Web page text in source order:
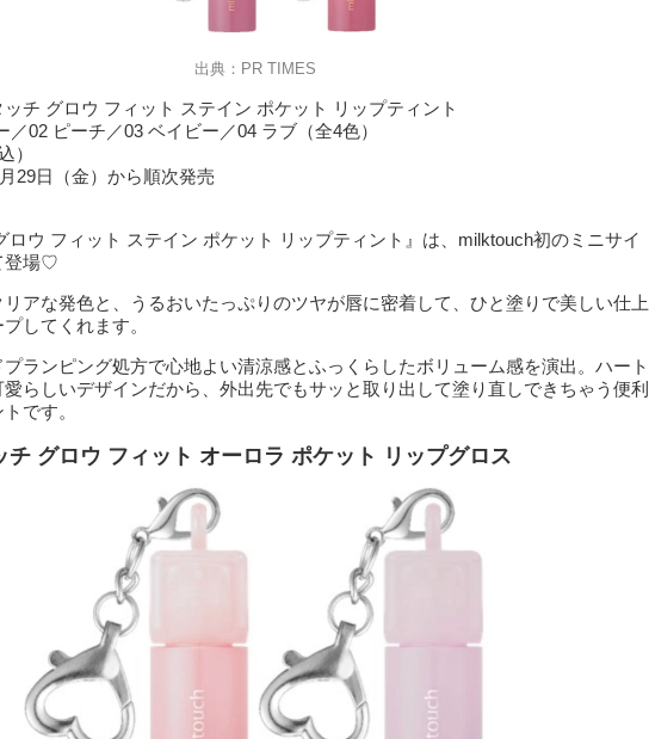
出典：PR TIMES
チ グロウ フィット ステイン ポケット リップティント
／02 ピーチ／03 ベイビー／04 ラブ（全4色）
）
29日（金）から順次発売
ロウ フィット ステイン ポケット リップティント』は、milktouch初のミニサイ
登場♡
アな発色と、うるおいたっぷりのツヤが唇に密着して、ひと塗りで美しい仕上
してくれます。
ランピング処方で心地よい清涼感とふっくらしたボリューム感を演出。ハート
らしいデザインだから、外出先でもサッと取り出して塗り直しできちゃう便利
です。
グロウ フィット オーロラ ポケット リップグロス